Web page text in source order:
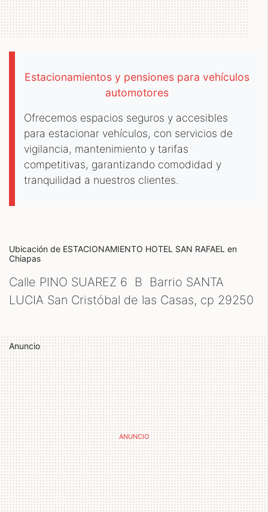
Estacionamientos y pensiones para vehículos
automotores
Ofrecemos espacios seguros y accesibles
para estacionar vehículos, con servicios de
vigilancia, mantenimiento y tarifas
competitivas, garantizando comodidad y
tranquilidad a nuestros clientes.
Ubicación de ESTACIONAMIENTO HOTEL SAN RAFAEL en
Chiapas
Calle PINO SUAREZ 6 B Barrio SANTA
LUCIA San Cristóbal de las Casas, cp 29250
Anuncio